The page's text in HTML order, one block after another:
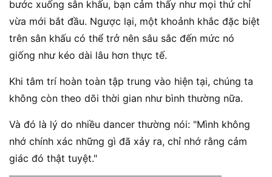
bước xuống sân khấu, bạn cảm thấy như mọi thứ chỉ
vừa mới bắt đầu. Ngược lại, một khoảnh khắc đặc biệt
trên sân khấu có thể trở nên sâu sắc đến mức nó
giống như kéo dài lâu hơn thực tế.
Khi tâm trí hoàn toàn tập trung vào hiện tại, chúng ta
không còn theo dõi thời gian như bình thường nữa.
Và đó là lý do nhiều dancer thường nói: "Mình không
nhớ chính xác những gì đã xảy ra, chỉ nhớ rằng cảm
giác đó thật tuyệt."